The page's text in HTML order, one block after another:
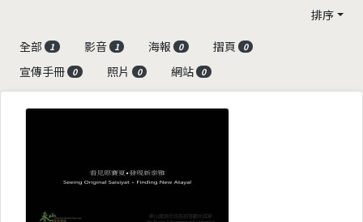
排序
全部
1 影音 1 海報 0 摺頁 0
宣傳手冊 0 照片 0 網站 0